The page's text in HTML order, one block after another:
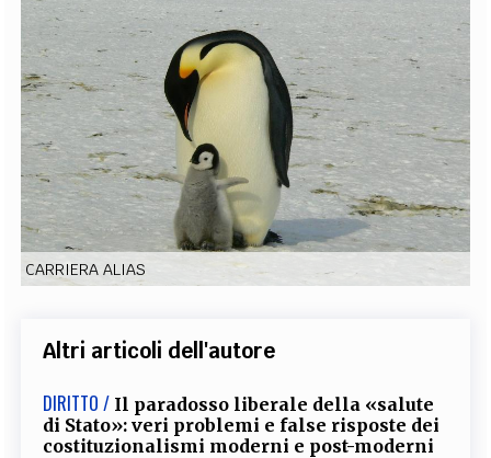
TEAM
FILODIRITTO REDAZIONE COMITATO SCIENTIFICO AUTORI
CURATORI
FOTOGRAFI
PARTNER COLLABORA CON NOI
EXTRA
CODICI RUBRICHE LIBRI PROCEEDINGS PUBBLICITÀ CONTATTI
SOCIAL MEDIA
CARRIERA ALIAS
Altri articoli dell'autore
DIRITTO / Il paradosso liberale della «salute
di Stato»: veri problemi e false risposte dei
costituzionalismi moderni e post-moderni